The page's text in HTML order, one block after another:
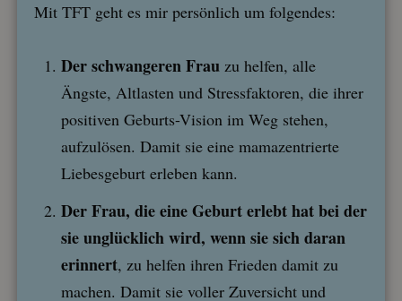
Mit TFT geht es mir persönlich um folgendes:
Der schwangeren Frau zu helfen, alle
Ängste, Altlasten und Stressfaktoren, die ihrer
positiven Geburts-Vision im Weg stehen,
aufzulösen. Damit sie eine mamazentrierte
Liebesgeburt erleben kann.
Der Frau, die eine Geburt erlebt hat bei der
sie unglücklich wird, wenn sie sich daran
erinnert, zu helfen ihren Frieden damit zu
machen. Damit sie voller Zuversicht und